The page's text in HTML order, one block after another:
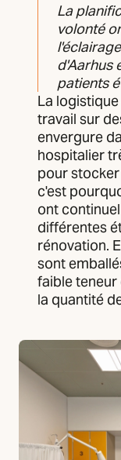
La
volonté
d'Aarhus
patients
La
travail sur
envergure
hospitalier
pour
c'est
ont
différentes
rénovation.
sont
faible teneur
la quantité